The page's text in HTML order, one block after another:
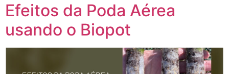
Efeitos da Poda Aérea
usando o Biopot